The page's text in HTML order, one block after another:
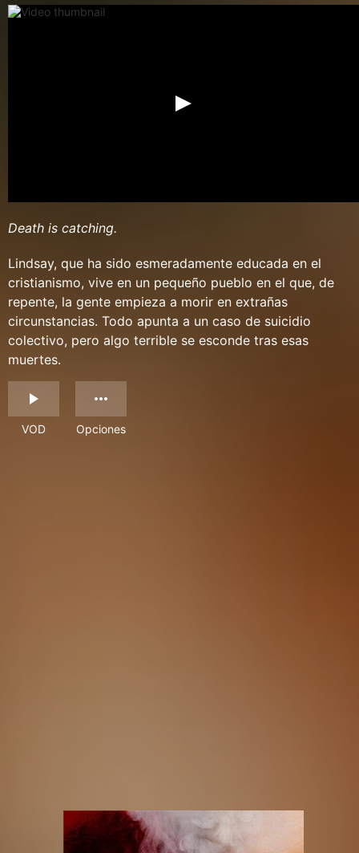
Death is catching.
Lindsay, que ha sido esmeradamente educada en el
cristianismo, vive en un pequeño pueblo en el que, de
repente, la gente empieza a morir en extrañas
circunstancias. Todo apunta a un caso de suicidio
colectivo, pero algo terrible se esconde tras esas
muertes.
VOD Opciones